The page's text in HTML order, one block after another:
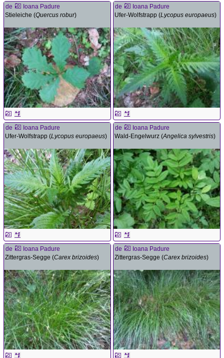
de
Ioana Padure
Stieleiche (Quercus robur)
de
Ioana Padure
Ufer-Wolfstrapp (Lycopus europaeus)
de
Ioana Padure
Ufer-Wolfstrapp (Lycopus europaeus)
de
Ioana Padure
Wald-Engelwurz (Angelica sylvestris)
de
Ioana Padure
Zittergras-Segge (Carex brizoides)
de
Ioana Padure
Zittergras-Segge (Carex brizoides)